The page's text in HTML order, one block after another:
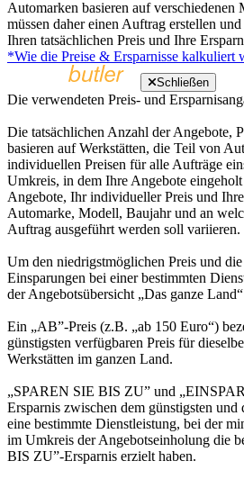
Automarken basieren auf verschiedenen
müssen daher einen Auftrag erstellen
Ihren tatsächlichen Preis und Ihre
*Wie die Preise & Ersparnisse kalkuliert
Schließen
Die verwendeten Preis- und
Die tatsächlichen Anzahl der Angebote,
basieren auf Werkstätten, die Teil von
individuellen Preisen für alle Aufträge
Umkreis, in dem Ihre Angebote
Angebote, Ihr individueller Preis und
Automarke, Modell, Baujahr und an
Auftrag ausgeführt werden soll variieren.
Um den niedrigstmöglichen Preis und
Einsparungen bei einer bestimmten
der Angebotsübersicht „Das ganze
Ein „AB”-Preis (z.B. „ab 150 Euro“)
günstigsten verfügbaren Preis für
Werkstätten im ganzen Land.
„SPAREN SIE BIS ZU” und
Ersparnis zwischen dem günstigsten und
eine bestimmte Dienstleistung, bei der
im Umkreis der Angebotseinholung die
BIS ZU”-Ersparnis erzielt haben.